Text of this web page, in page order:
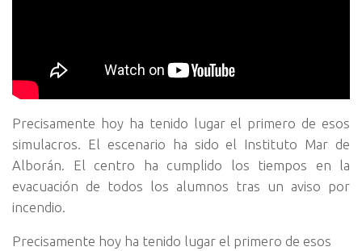
Precisamente hoy ha tenido lugar el primero de esos
simulacros. El escenario ha sido el Instituto Mar de
Alborán. El centro ha cumplido los tiempos en la
evacuación de todos los alumnos tras un aviso por
incendio.
Precisamente hoy ha tenido lugar el primero de esos